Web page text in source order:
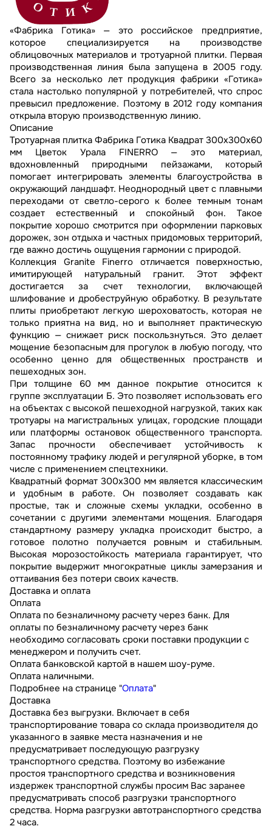
«Фабрика Готика» — это российское предприятие,
которое специализируется на производстве
облицовочных материалов и тротуарной плитки. Первая
производственная линия была запущена в 2005 году.
Всего за несколько лет продукция фабрики «Готика»
стала настолько популярной у потребителей, что спрос
превысил предложение. Поэтому в 2012 году компания
открыла вторую производственную линию.
Описание
Тротуарная плитка Фабрика Готика Квадрат 300х300х60
мм Цветок Урала FINERRO — это материал,
вдохновленный природными пейзажами, который
помогает интегрировать элементы благоустройства в
окружающий ландшафт. Неоднородный цвет с плавными
переходами от светло-серого к более темным тонам
создает естественный и спокойный фон. Такое
покрытие хорошо смотрится при оформлении парковых
дорожек, зон отдыха и частных придомовых территорий,
где важно достичь ощущения гармонии с природой.
Коллекция Granite Finerro отличается поверхностью,
имитирующей натуральный гранит. Этот эффект
достигается за счет технологии, включающей
шлифование и дробеструйную обработку. В результате
плиты приобретают легкую шероховатость, которая не
только приятна на вид, но и выполняет практическую
функцию — снижает риск поскользнуться. Это делает
мощение безопасным для прогулок в любую погоду, что
особенно ценно для общественных пространств и
пешеходных зон.
При толщине 60 мм данное покрытие относится к
группе эксплуатации Б. Это позволяет использовать его
на объектах с высокой пешеходной нагрузкой, таких как
тротуары на магистральных улицах, городские площади
или платформы остановок общественного транспорта.
Запас прочности обеспечивает устойчивость к
постоянному трафику людей и регулярной уборке, в том
числе с применением спецтехники.
Квадратный формат 300х300 мм является классическим
и удобным в работе. Он позволяет создавать как
простые, так и сложные схемы укладки, особенно в
сочетании с другими элементами мощения. Благодаря
стандартному размеру укладка происходит быстро, а
готовое полотно получается ровным и стабильным.
Высокая морозостойкость материала гарантирует, что
покрытие выдержит многократные циклы замерзания и
оттаивания без потери своих качеств.
Доставка и оплата
Оплата
Оплата по безналичному расчету через банк. Для
оплаты по безналичному расчету через банк
необходимо согласовать сроки поставки продукции с
менеджером и получить счет.
Оплата банковской картой в нашем шоу-руме.
Оплата наличными.
Подробнее на странице "Оплата"
Доставка
Доставка без выгрузки. Включает в себя
транспортирование товара со склада производителя до
указанного в заявке места назначения и не
предусматривает последующую разгрузку
транспортного средства. Поэтому во избежание
простоя транспортного средства и возникновения
издержек транспортной службы просим Вас заранее
предусматривать способ разгрузки транспортного
средства. Норма разгрузки автотранспортного средства
2 часа.